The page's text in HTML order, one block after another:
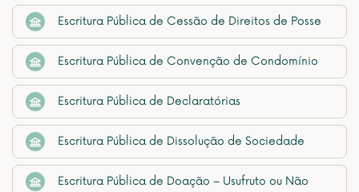
Escritura Pública de Cessão de Direitos de Posse
Escritura Pública de Convenção de Condomínio
Escritura Pública de Declaratórias
Escritura Pública de Dissolução de Sociedade
Escritura Pública de Doação – Usufruto ou Não